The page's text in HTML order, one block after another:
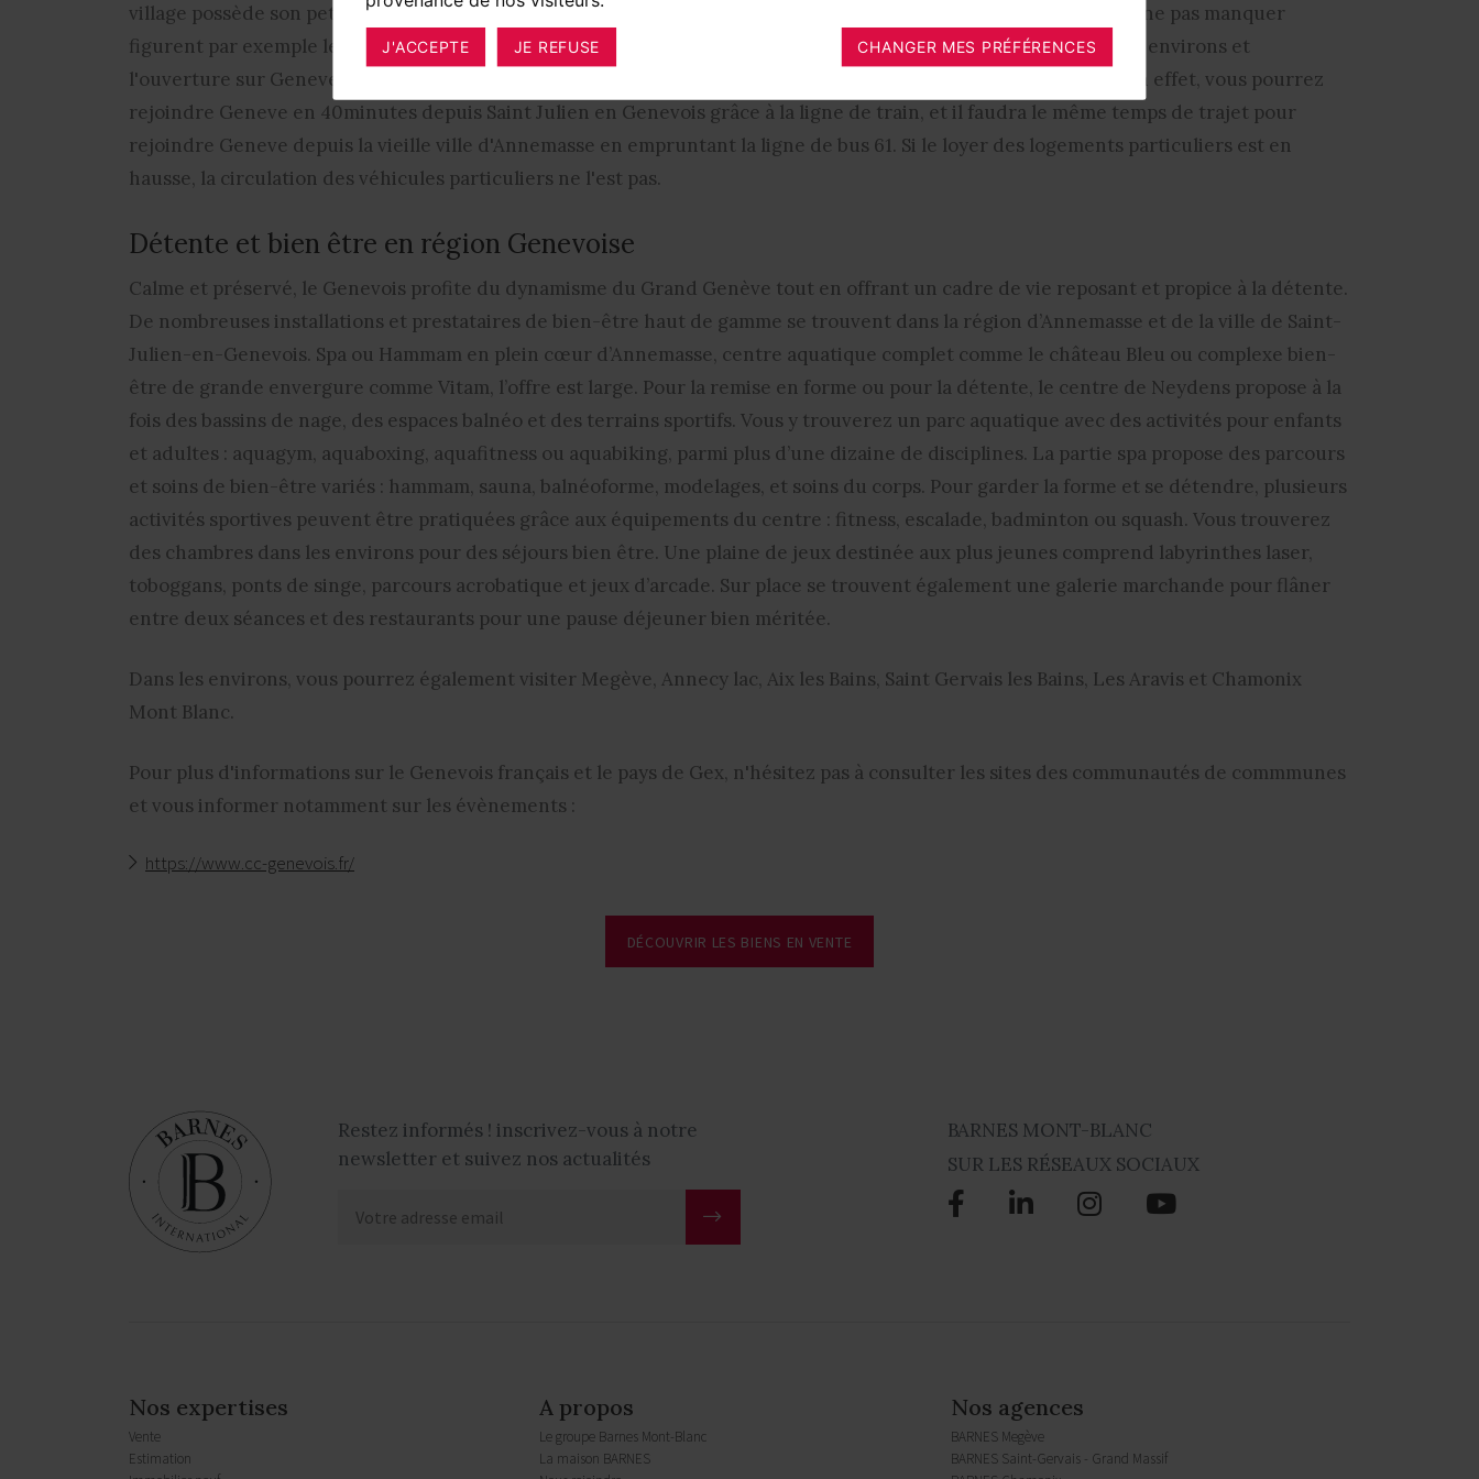
J'ACCEPTE JE REFUSE CHANGER MES PRÉFÉRENCES
village possède son petit patrimoine remarquable : chapelles, églises, fontaines et lavoirs. Parmi les monuments à ne pas manquer
figurent par exemple les églises de Viry, de Saint-Étienne-de-Beaumont ou de Chenex. Les visites à faire dans les environs et
l'ouverture sur Geneve font grimper la côte du loyer des logements en pleine saison, quelque soit leur gamme. En effet, vous pourrez
rejoindre Geneve en 40minutes depuis Saint Julien en Genevois grâce à la ligne de train, et il faudra le même temps de trajet pour
rejoindre Geneve depuis la vieille ville d'Annemasse en empruntant la ligne de bus 61. Si le loyer des logements particuliers est en
hausse, la circulation des véhicules particuliers ne l'est pas.
Détente et bien être en région Genevoise
Calme et préservé, le Genevois profite du dynamisme du Grand Genève tout en offrant un cadre de vie reposant et propice à la détente.
De nombreuses installations et prestataires de bien-être haut de gamme se trouvent dans la région d’Annemasse et de la ville de Saint-
Julien-en-Genevois. Spa ou Hammam en plein cœur d’Annemasse, centre aquatique complet comme le château Bleu ou complexe bien-
être de grande envergure comme Vitam, l’offre est large. Pour la remise en forme ou pour la détente, le centre de Neydens propose à la
fois des bassins de nage, des espaces balnéo et des terrains sportifs. Vous y trouverez un parc aquatique avec des activités pour enfants
et adultes : aquagym, aquaboxing, aquafitness ou aquabiking, parmi plus d’une dizaine de disciplines. La partie spa propose des parcours
et soins de bien-être variés : hammam, sauna, balnéoforme, modelages, et soins du corps. Pour garder la forme et se détendre, plusieurs
activités sportives peuvent être pratiquées grâce aux équipements du centre : fitness, escalade, badminton ou squash. Vous trouverez
des chambres dans les environs pour des séjours bien être. Une plaine de jeux destinée aux plus jeunes comprend labyrinthes laser,
toboggans, ponts de singe, parcours acrobatique et jeux d’arcade. Sur place se trouvent également une galerie marchande pour flâner
entre deux séances et des restaurants pour une pause déjeuner bien méritée.
Dans les environs, vous pourrez également visiter Megève, Annecy lac, Aix les Bains, Saint Gervais les Bains, Les Aravis et Chamonix
Mont Blanc.
Pour plus d'informations sur le Genevois français et le pays de Gex, n'hésitez pas à consulter les sites des communautés de commmunes
et vous informer notamment sur les évènements :
https://www.cc-genevois.fr/
DÉCOUVRIR LES BIENS EN VENTE
Restez informés ! inscrivez-vous à notre
newsletter et suivez nos actualités
BARNES MONT-BLANC
SUR LES RÉSEAUX SOCIAUX
Nos expertises
Vente
Estimation
A propos
Le groupe Barnes Mont-Blanc
La maison BARNES
Nos agences
BARNES Megève
BARNES Saint-Gervais - Grand Massif